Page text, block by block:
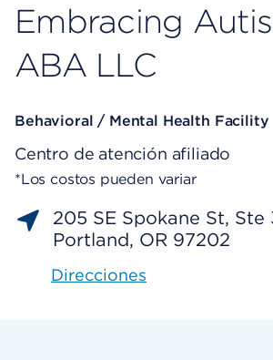
Embracing
ABA LLC
Behavioral / Mental Health Facility
Centro de atención afiliado
*Los costos pueden variar
205 SE Spokane St, Ste
Portland, OR 97202
Direcciones